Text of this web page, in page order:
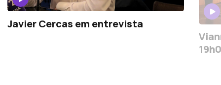
Javier Cercas em entrevista